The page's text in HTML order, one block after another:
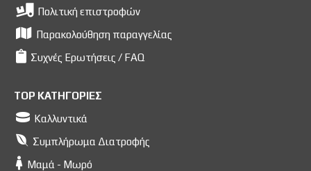
Πολιτική επιστροφών
Παρακολούθηση παραγγελίας
Συχνές Ερωτήσεις / FAQ
TOP ΚΑΤΗΓΟΡΙΕΣ
Καλλυντικά
Συμπλήρωμα Διατροφής
Μαμά - Μωρό